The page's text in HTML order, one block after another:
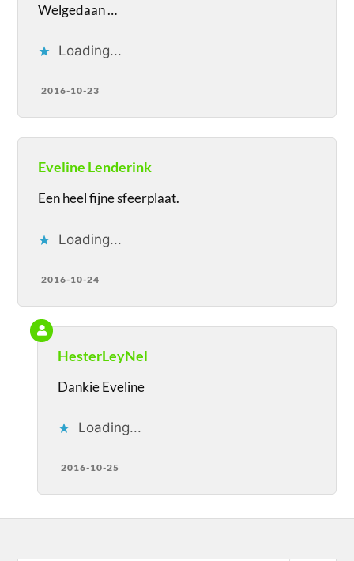
Welgedaan …
Loading...
2016-10-23
Eveline Lenderink
Een heel fijne sfeerplaat.
Loading...
2016-10-24
HesterLeyNel
Dankie Eveline
Loading...
2016-10-25